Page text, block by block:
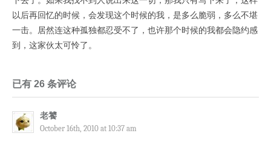
以后再回忆的时候，会发现这个时候的我，是多么脆弱，多么不堪
一击。居然连这种孤独都忍受不了，也许那个时候的我都会隐约感
到，这家伙太可怜了。
已有 26 条评论
老饕
October 16th, 2010 at 10:37 am